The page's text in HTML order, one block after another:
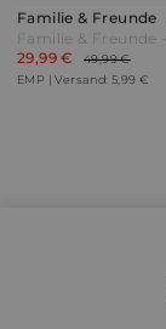
Familie & Freunde
29,99 €
49,99 €
EMP | Versand: 5,99 €